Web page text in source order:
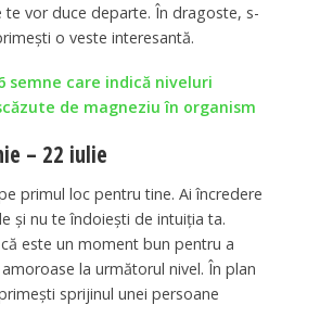
te vor duce departe. În dragoste, s-
o veste interesantă.
semne care indică niveluri
de magneziu în organism
– 22 iulie
primul loc pentru tine. Ai încredere
și nu te îndoiești de intuiția ta.
este un moment bun pentru a
la următorul nivel. În plan
sprijinul unei persoane